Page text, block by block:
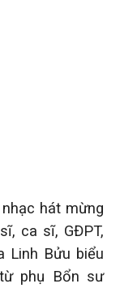
hát mừng
ca sĩ, GĐPT,
Linh Bửu biểu
phụ Bổn sư